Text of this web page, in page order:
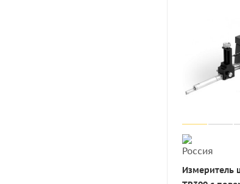
Измеритель